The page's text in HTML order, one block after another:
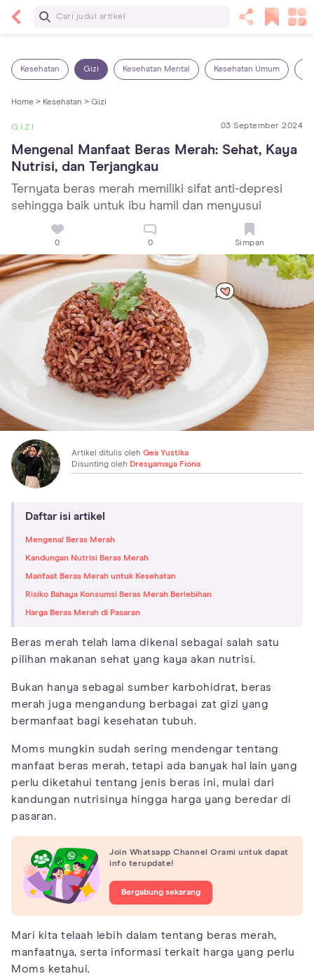
Baca Selanjutnya
Kesehatan Gizi Kesehatan Mental Kesehatan Umum
Home > Kesehatan > Gizi
GIZI 03 September 2024
Mengenal Manfaat Beras Merah: Sehat, Kaya
Nutrisi, dan Terjangkau
Ternyata beras merah memiliki sifat anti-depresi
sehingga baik untuk ibu hamil dan menyusui
0 0 Simpan
Artikel ditulis oleh Gea Yustika
Disunting oleh Dresyamaya Fiona
Daftar isi artikel
Mengenal Beras Merah
Kandungan Nutrisi Beras Merah
Manfaat Beras Merah untuk Kesehatan
Risiko Bahaya Konsumsi Beras Merah Berlebihan
Harga Beras Merah di Pasaran
Beras merah telah lama dikenal sebagai salah satu
pilihan makanan sehat yang kaya akan nutrisi.
Bukan hanya sebagai sumber karbohidrat, beras
merah juga mengandung berbagai zat gizi yang
bermanfaat bagi kesehatan tubuh.
Moms mungkin sudah sering mendengar tentang
manfaat beras merah, tetapi ada banyak hal lain yang
perlu diketahui tentang jenis beras ini, mulai dari
kandungan nutrisinya hingga harga yang beredar di
pasaran.
Join Whatsapp Channel Orami untuk dapat
info terupdate!
Bergabung sekarang
Mari kita telaah lebih dalam tentang beras merah,
manfaatnya, serta informasi terkait harga yang perlu
Moms ketahui.